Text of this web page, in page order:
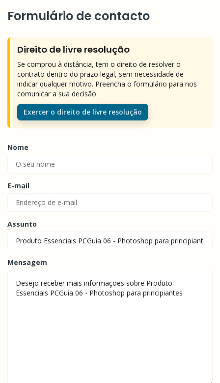
Formulário de contacto
Direito de livre resolução
Se comprou à distância, tem o direito de resolver o
contrato dentro do prazo legal, sem necessidade de
indicar qualquer motivo. Preencha o formulário para nos
comunicar a sua decisão.
Exercer o direito de livre resolução
Nome
E-mail
Assunto
Mensagem